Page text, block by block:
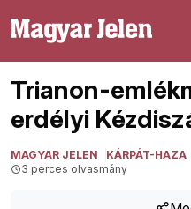
Trianon-
erdélyi
MAGYAR JELEN KÁRPÁT-HAZA
3 perces olvasmány